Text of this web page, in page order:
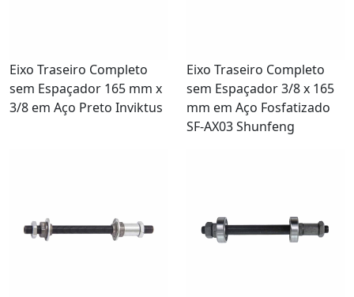
Eixo Traseiro Completo
sem Espaçador 165 mm x
3/8 em Aço Preto Inviktus
Eixo Traseiro Completo
sem Espaçador 3/8 x 165
mm em Aço Fosfatizado
SF-AX03 Shunfeng